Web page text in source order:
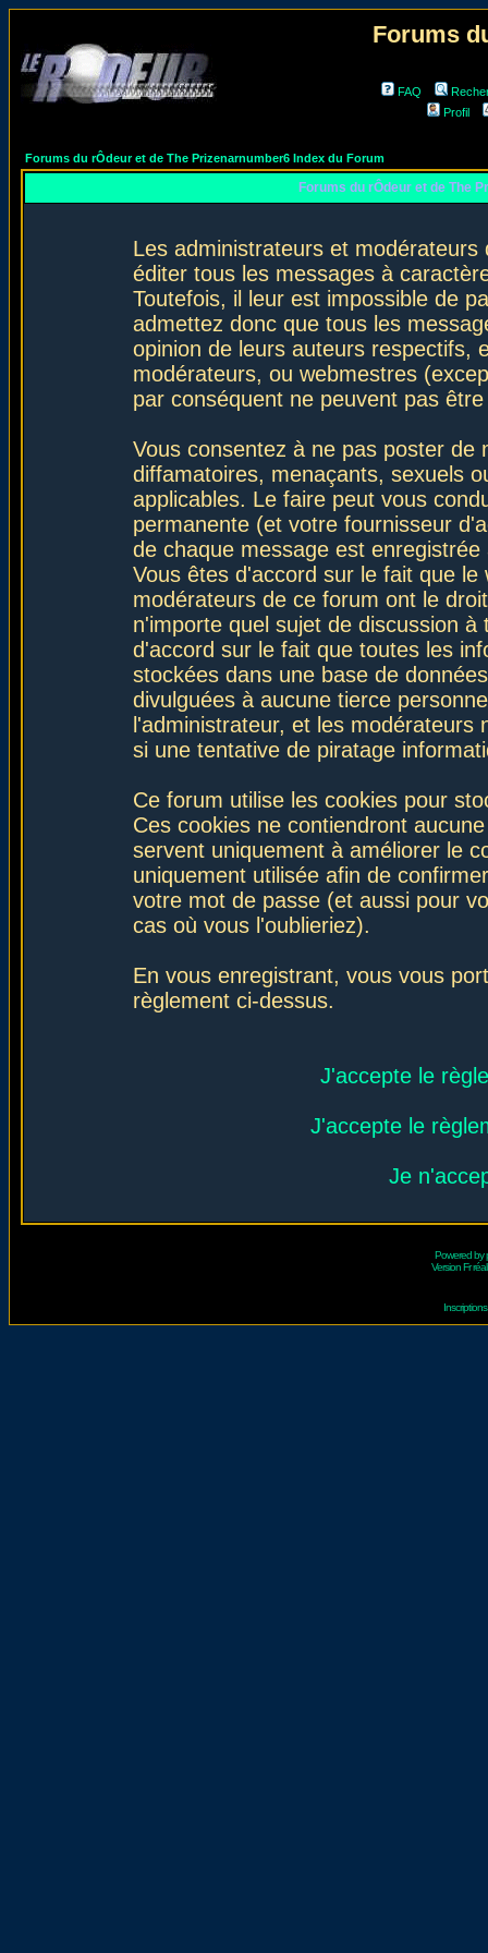
Forums
FAQ
Profil
Forums du rÔdeur et de The Prizenarnumber6 Index du Forum
Forums du rÔdeur et de The
Les administrateurs et
éditer tous les messages à
Toutefois, il leur est impossible de
admettez donc que tous les
opinion de leurs auteurs respectifs,
modérateurs, ou webmestres
par conséquent ne peuvent pas
Vous consentez à ne pas poster de
diffamatoires, menaçants, sexuels
applicables. Le faire peut vous
permanente (et votre fournisseur
de chaque message est
Vous êtes d'accord sur le fait que
modérateurs de ce forum ont le
n'importe quel sujet de discussion
d'accord sur le fait que toutes les
stockées dans une base de
divulguées à aucune tierce
l'administrateur, et les
si une tentative de piratage
Ce forum utilise les cookies pour
Ces cookies ne contiendront
servent uniquement à améliorer le
uniquement utilisée afin de
votre mot de passe (et aussi pour
cas où vous l'oublieriez).
En vous enregistrant, vous vous
règlement ci-dessus.
J'accepte le
J'accepte le
Je
Powered by
Version Fr